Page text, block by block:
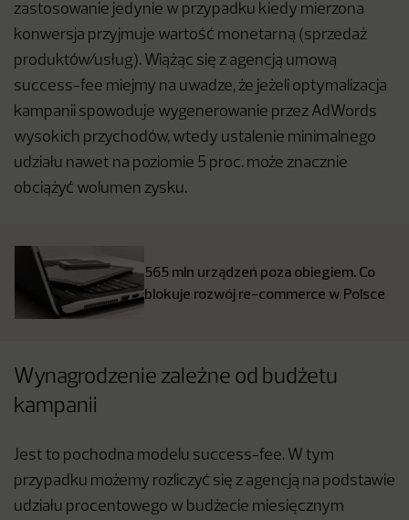
zastosowanie jedynie w przypadku kiedy mierzona
konwersja przyjmuje wartość monetarną (sprzedaż
produktów/usług). Wiążąc się z agencją umową
success-fee miejmy na uwadze, że jeżeli optymalizacja
kampanii spowoduje wygenerowanie przez AdWords
wysokich przychodów, wtedy ustalenie minimalnego
udziału nawet na poziomie 5 proc. może znacznie
obciążyć wolumen zysku.
565 mln urządzeń poza obiegiem. Co
blokuje rozwój re-commerce w Polsce
Wynagrodzenie zależne od budżetu
kampanii
Jest to pochodna modelu success-fee. W tym
przypadku możemy rozliczyć się z agencją na podstawie
udziału procentowego w budżecie miesięcznym